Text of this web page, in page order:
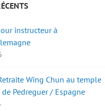
instructeur à
Wing Chun au temple
Pedreguer / Espagne